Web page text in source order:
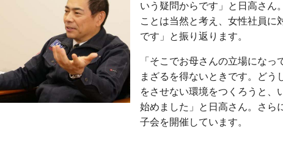
いう疑問からです」と日高さん
ことは当然と考え、女性社員に
です」と振り返ります。
「そこでお母さんの立場にな
まざるを得ないときです。どう
をさせない環境をつくろうと、
始めました」と日高さん。さら
子会を開催しています。